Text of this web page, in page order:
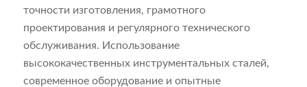
точности изготовления, грамотного
проектирования и регулярного технического
обслуживания. Использование
высококачественных инструментальных сталей,
современное оборудование и опытные